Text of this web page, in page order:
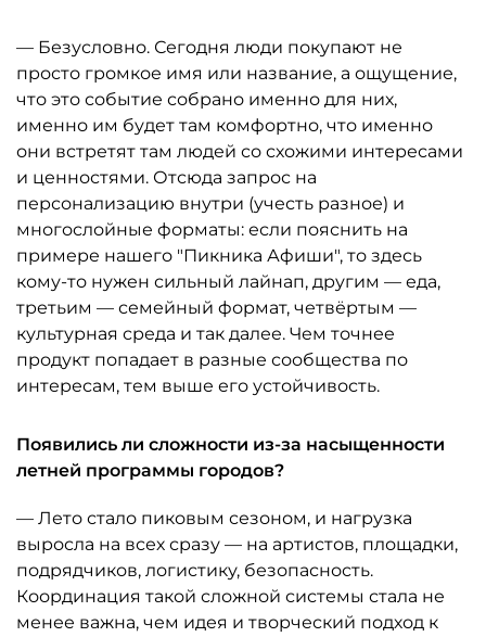
— Безусловно. Сегодня люди покупают не
просто громкое имя или название, а ощущение,
что это событие собрано именно для них,
именно им будет там комфортно, что именно
они встретят там людей со схожими интересами
и ценностями. Отсюда запрос на
персонализацию внутри (учесть разное) и
многослойные форматы: если пояснить на
примере нашего "Пикника Афиши", то здесь
кому-то нужен сильный лайнап, другим — еда,
третьим — семейный формат, четвёртым —
культурная среда и так далее. Чем точнее
продукт попадает в разные сообщества по
интересам, тем выше его устойчивость.
Появились ли сложности из-за насыщенности
летней программы городов?
— Лето стало пиковым сезоном, и нагрузка
выросла на всех сразу — на артистов, площадки,
подрядчиков, логистику, безопасность.
Координация такой сложной системы стала не
менее важна, чем идея и творческий подход к